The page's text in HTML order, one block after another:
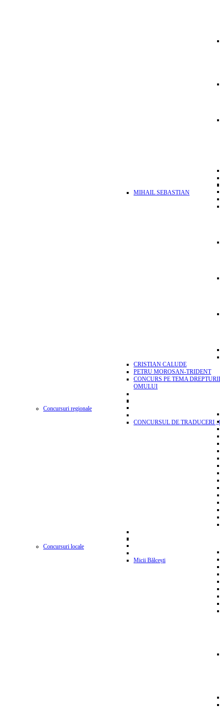
MIHAIL SEBASTIAN
CRISTIAN CALUDE
PETRU MOROSAN-TRIDENT
CONCURS PE TEMA
OMULUI
Concursuri regionale
CONCURSUL DE TRADUCERI
Concursuri locale
Micii Bălcești